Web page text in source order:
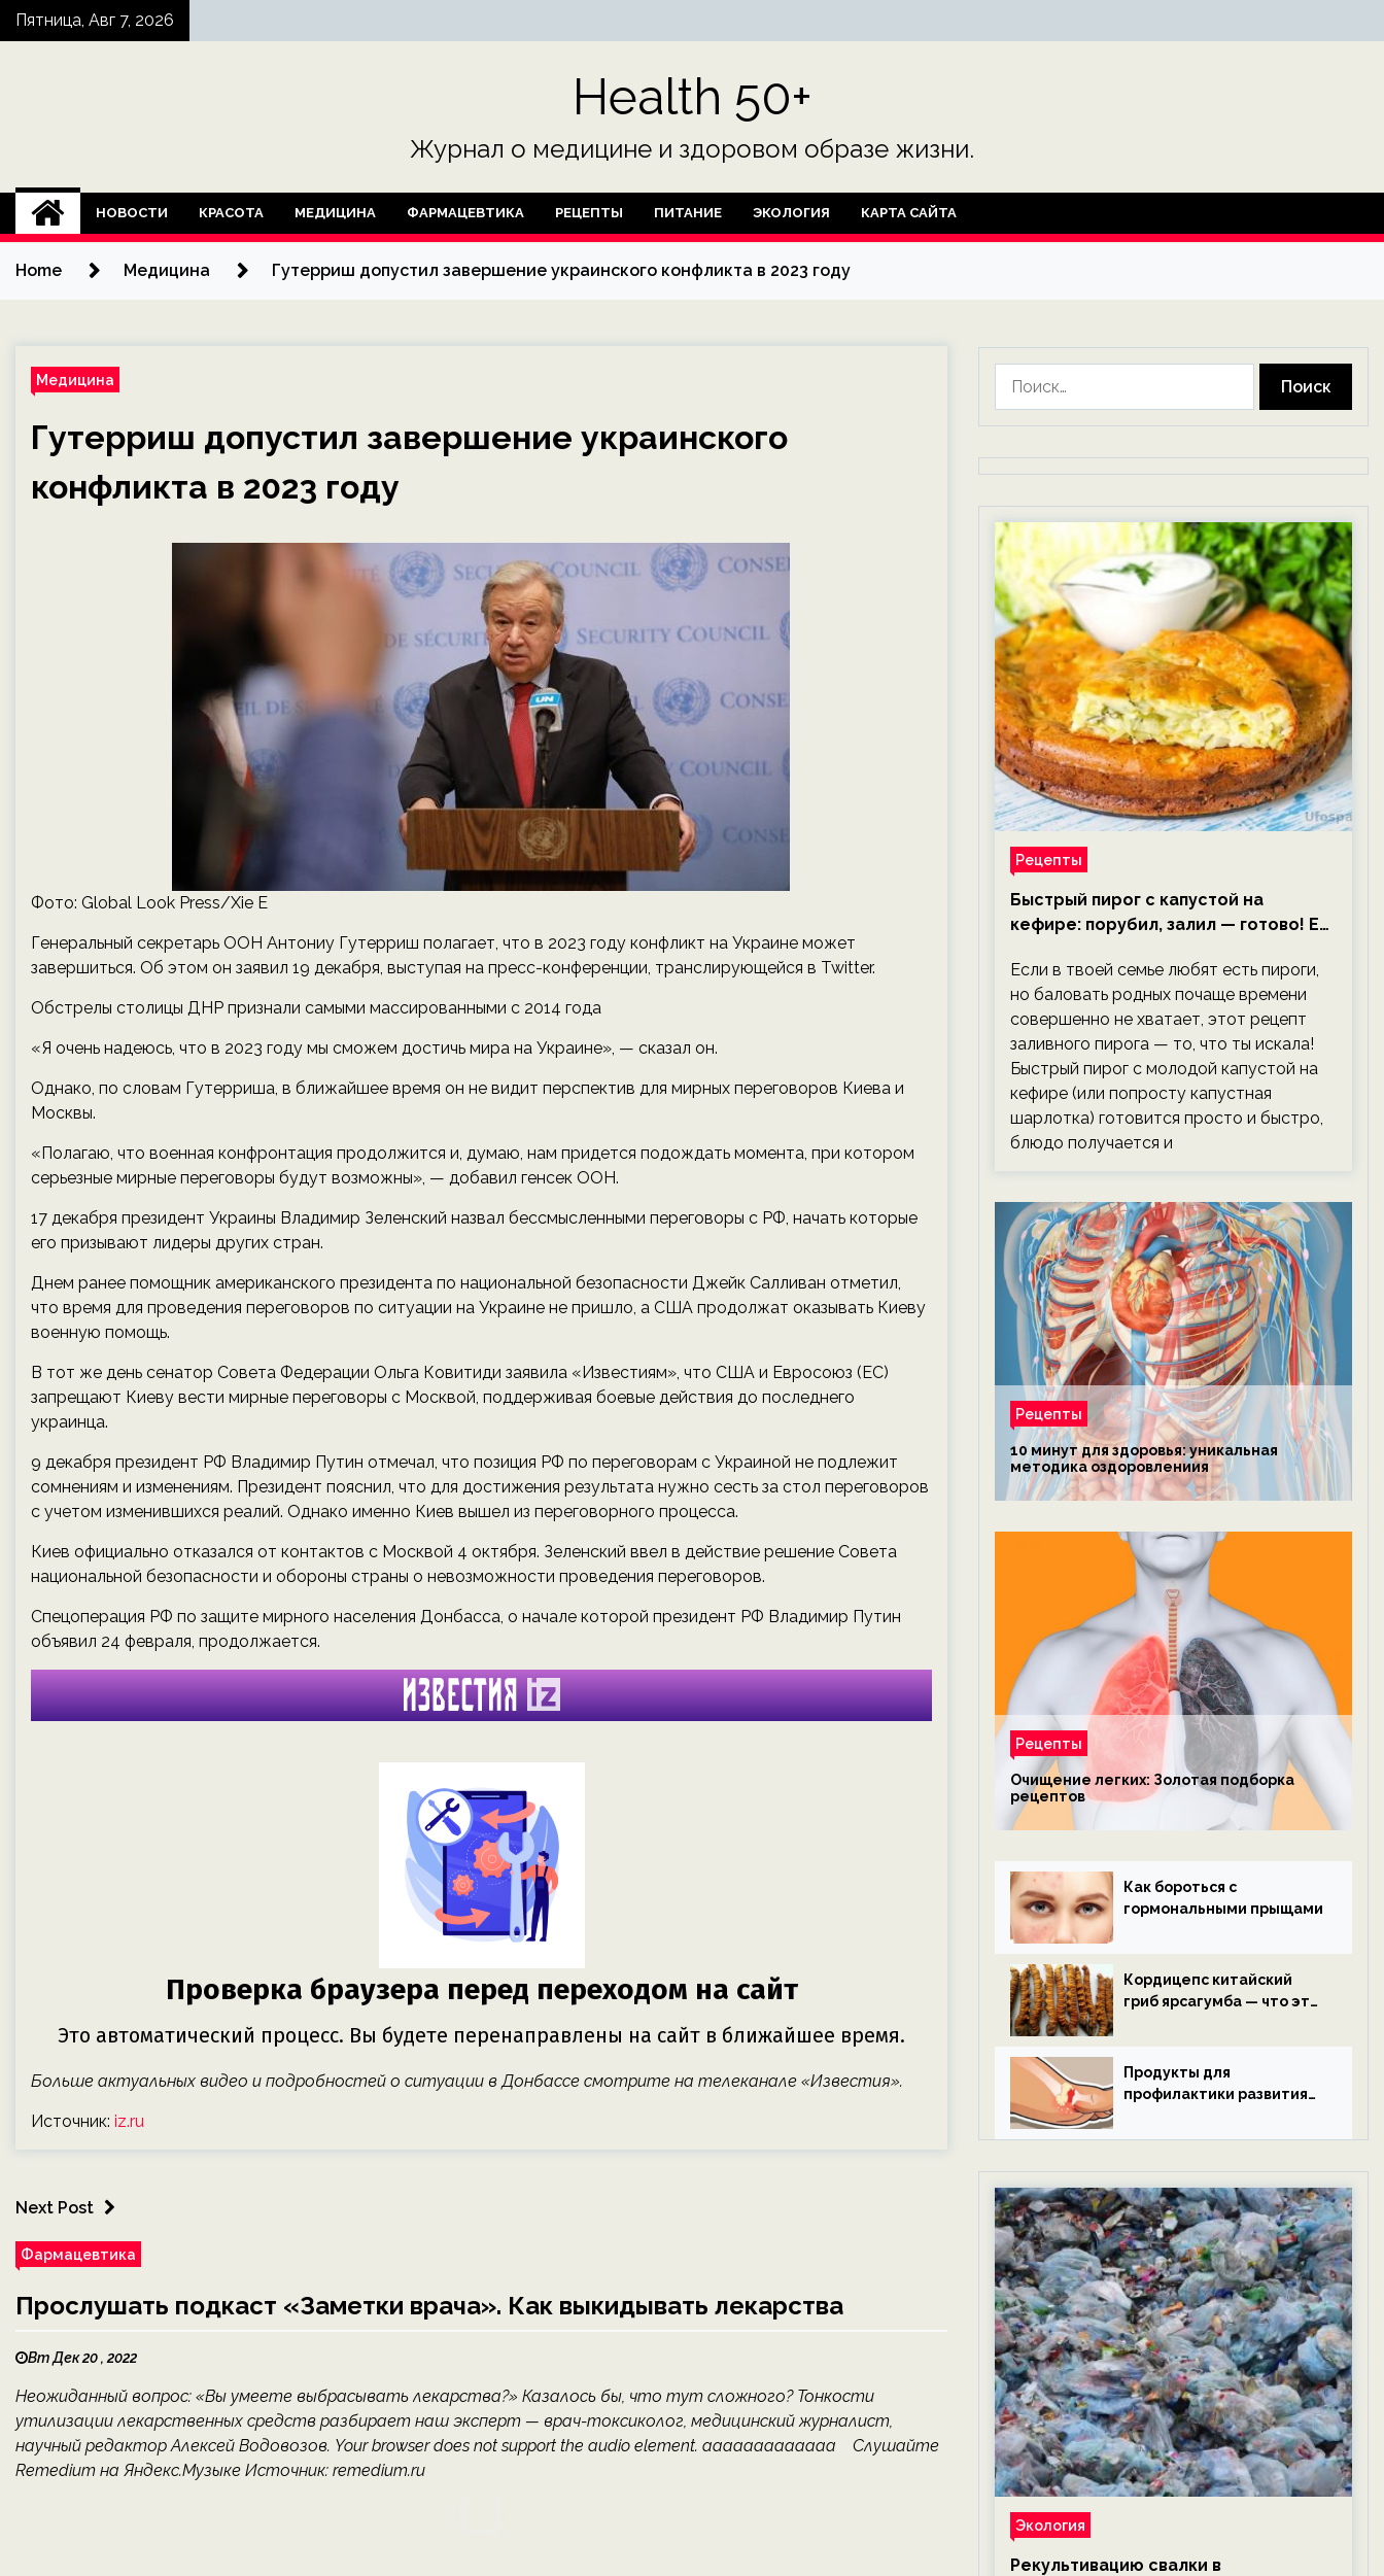
SkipПятница, Авг 7, 2026
Health 50+
Журнал о медицине и здоровом образе жизни.
НОВОСТИ КРАСОТА МЕДИЦИНА ФАРМАЦЕВТИКА РЕЦЕПТЫ ПИТАНИЕ ЭКОЛОГИЯ КАРТА САЙТА
Home Медицина Гутерриш допустил завершение украинского конфликта в 2023 году
Медицина
Гутерриш допустил завершение украинского
конфликта в 2023 году
Фото: Global Look Press/Xie E
Генеральный секретарь ООН Антониу Гутерриш полагает, что в 2023 году конфликт на Украине может
завершиться. Об этом он заявил 19 декабря, выступая на пресс-конференции, транслирующейся в Twitter.
Обстрелы столицы ДНР признали самыми массированными с 2014 года
«Я очень надеюсь, что в 2023 году мы сможем достичь мира на Украине», — сказал он.
Однако, по словам Гутерриша, в ближайшее время он не видит перспектив для мирных переговоров Киева и
Москвы.
«Полагаю, что военная конфронтация продолжится и, думаю, нам придется подождать момента, при котором
серьезные мирные переговоры будут возможны», — добавил генсек ООН.
17 декабря президент Украины Владимир Зеленский назвал бессмысленными переговоры с РФ, начать которые
его призывают лидеры других стран.
Днем ранее помощник американского президента по национальной безопасности Джейк Салливан отметил,
что время для проведения переговоров по ситуации на Украине не пришло, а США продолжат оказывать Киеву
военную помощь.
В тот же день сенатор Совета Федерации Ольга Ковитиди заявила «Известиям», что США и Евросоюз (ЕС)
запрещают Киеву вести мирные переговоры с Москвой, поддерживая боевые действия до последнего
украинца.
9 декабря президент РФ Владимир Путин отмечал, что позиция РФ по переговорам с Украиной не подлежит
сомнениям и изменениям. Президент пояснил, что для достижения результата нужно сесть за стол переговоров
с учетом изменившихся реалий. Однако именно Киев вышел из переговорного процесса.
Киев официально отказался от контактов с Москвой 4 октября. Зеленский ввел в действие решение Совета
национальной безопасности и обороны страны о невозможности проведения переговоров.
Спецоперация РФ по защите мирного населения Донбасса, о начале которой президент РФ Владимир Путин
объявил 24 февраля, продолжается.
Больше актуальных видео и подробностей о ситуации в Донбассе смотрите на телеканале «Известия».
Источник: iz.ru
Next Post
Фармацевтика
Прослушать подкаст «Заметки врача». Как выкидывать лекарства
Вт Дек 20 , 2022
Неожиданный вопрос: «Вы умеете выбрасывать лекарства?» Казалось бы, что тут сложного? Тонкости
утилизации лекарственных средств разбирает наш эксперт — врач-токсиколог, медицинский журналист,
научный редактор Алексей Водовозов. Your browser does not support the audio element. ааааааааааааа Слушайте
Remedium на Яндекс.Музыке Источник: remedium.ru
Рецепты
Быстрый пирог с капустой на
кефире: порубил, залил — готово! Ем,
Если в твоей семье любят есть пироги,
но баловать родных почаще времени
совершенно не хватает, этот рецепт
заливного пирога — то, что ты искала!
Быстрый пирог с молодой капустой на
кефире (или попросту капустная
шарлотка) готовится просто и быстро,
блюдо получается и
Рецепты
10 минут для здоровья: уникальная
методика оздоровлениия
Рецепты
Очищение легких: Золотая подборка
рецептов
Как бороться с
гормональными прыщами
Кордицепс китайский
гриб ярсагумба — что это
Продукты для
профилактики развития
Экология
Рекультивацию свалки в